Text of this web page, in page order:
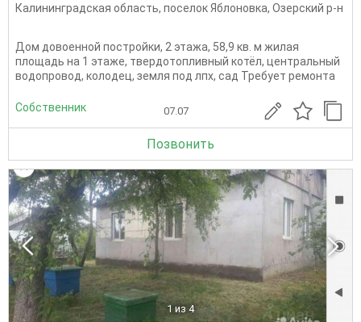
Калининградская область, поселок Яблоновка, Озерский р-н
Дом довоенной постройки, 2 этажа, 58,9 кв. м жилая
площадь на 1 этаже, твердотопливный котёл, центральный
водопровод, колодец, земля под лпх, сад Требует ремонта
Собственник 07.07
Позвонить
1 из 4